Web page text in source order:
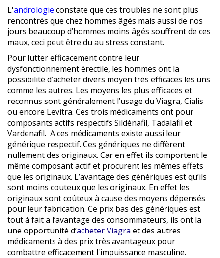
L'andrologie constate que ces troubles ne sont plus
rencontrés que chez hommes âgés mais aussi de nos
jours beaucoup d’hommes moins âgés souffrent de ces
maux, ceci peut être du au stress constant.
Pour lutter efficacement contre leur
dysfonctionnement érectile, les hommes ont la
possibilité d’acheter divers moyen très efficaces les uns
comme les autres. Les moyens les plus efficaces et
reconnus sont généralement l’usage du Viagra, Cialis
ou encore Levitra. Ces trois médicaments ont pour
composants actifs respectifs Sildénafil, Tadalafil et
Vardenafil. A ces médicaments existe aussi leur
générique respectif. Ces génériques ne diffèrent
nullement des originaux. Car en effet ils comportent le
même composant actif et procurent les mêmes effets
que les originaux. L’avantage des génériques est qu’ils
sont moins couteux que les originaux. En effet les
originaux sont coûteux à cause des moyens dépensés
pour leur fabrication. Ce prix bas des génériques est
tout à fait a l’avantage des consommateurs, ils ont la
une opportunité d’acheter Viagra et des autres
médicaments à des prix très avantageux pour
combattre efficacement l'impuissance masculine.